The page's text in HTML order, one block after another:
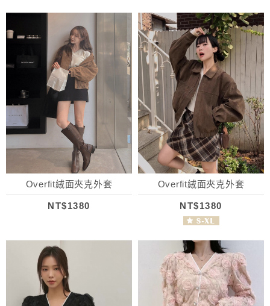
Overfit絨面夾克外套
NT$1380
Overfit絨面夾克外套
NT$1380